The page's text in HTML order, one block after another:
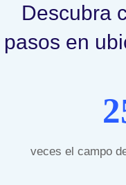
Descubra
pasos en
veces el campo